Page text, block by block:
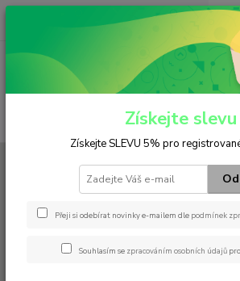
(Po-Pá, 6:30-15 hod.)
HU 710 x
Získejte slevu
Získejte SLEVU 5% pro
Přeji si odebírat novinky e-mailem dle podmínek
Souhlasím se zpracováním osobních údajů